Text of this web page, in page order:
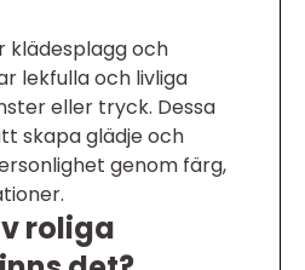
klädesplagg och
lekfulla och livliga
eller tryck. Dessa
skapa glädje och
genom färg,
roliga